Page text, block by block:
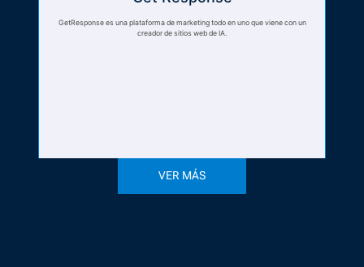
GetResponse es una plataforma de marketing todo en uno que viene con un
creador de sitios web de IA.
VER MÁS